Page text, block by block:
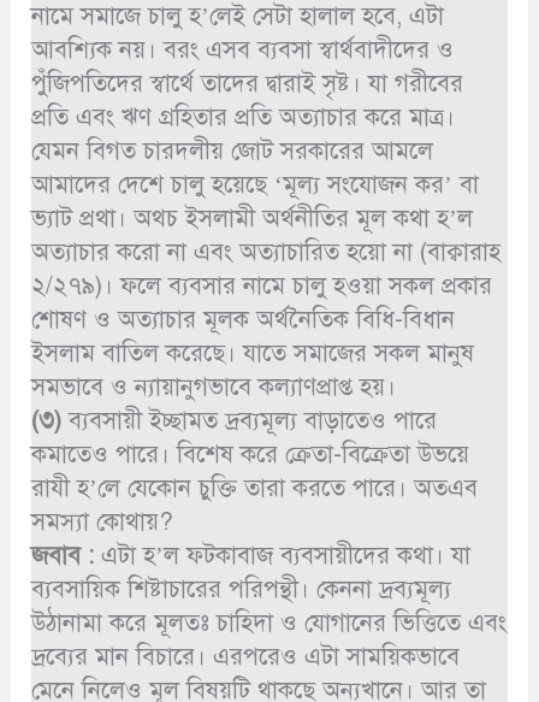
নামে সমাজে চালু হ’লেই সেটা হালাল হবে, এটা
আবশ্যিক নয়। বরং এসব ব্যবসা স্বার্থবাদীদের ও
পুঁজিপতিদের স্বার্থে তাদের দ্বারাই সৃষ্ট। যা গরীবের
প্রতি এবং ঋণ গ্রহিতার প্রতি অত্যাচার করে মাত্র।
যেমন বিগত চারদলীয় জোট সরকারের আমলে
আমাদের দেশে চালু হয়েছে ‘মূল্য সংযোজন কর’ বা
ভ্যাট প্রথা। অথচ ইসলামী অর্থনীতির মূল কথা হ’ল
অত্যাচার করো না এবং অত্যাচারিত হয়ো না (বাক্বারাহ
২/২৭৯)। ফলে ব্যবসার নামে চালু হওয়া সকল প্রকার
শোষণ ও অত্যাচার মূলক অর্থনৈতিক বিধি-বিধান
ইসলাম বাতিল করেছে। যাতে সমাজের সকল মানুষ
সমভাবে ও ন্যায়ানুগভাবে কল্যাণপ্রাপ্ত হয়।
(৩) ব্যবসায়ী ইচ্ছামত দ্রব্যমূল্য বাড়াতেও পারে
কমাতেও পারে। বিশেষ করে ক্রেতা-বিক্রেতা উভয়ে
রাযী হ’লে যেকোন চুক্তি তারা করতে পারে। অতএব
সমস্যা কোথায়?
জবাব : এটা হ’ল ফটকাবাজ ব্যবসায়ীদের কথা। যা
ব্যবসায়িক শিষ্টাচারের পরিপন্থী। কেননা দ্রব্যমূল্য
উঠানামা করে মূলতঃ চাহিদা ও যোগানের ভিত্তিতে এবং
দ্রব্যের মান বিচারে। এরপরেও এটা সাময়িকভাবে
মেনে নিলেও মূল বিষয়টি থাকছে অন্যখানে। আর তা